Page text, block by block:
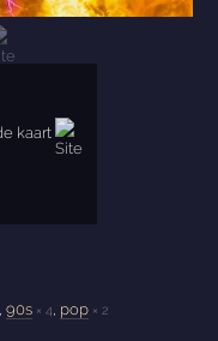
,90s × 4 pop × 2